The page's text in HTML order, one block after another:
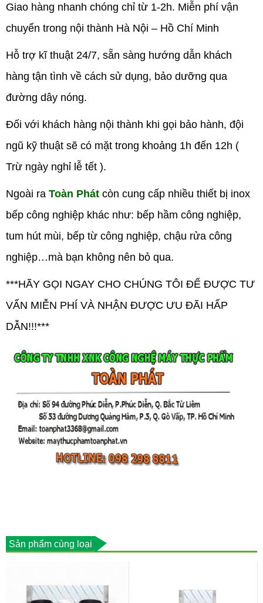
Giao hàng nhanh chóng chỉ từ 1-2h. Miễn phí vận
chuyển trong nội thành Hà Nội – Hồ Chí Minh
Hỗ trợ kĩ thuật 24/7, sẵn sàng hướng dẫn khách
hàng tận tình về cách sử dụng, bảo dưỡng qua
đường dây nóng.
Đối với khách hàng nội thành khi gọi bảo hành, đội
ngũ kỹ thuật sẽ có mặt trong khoảng 1h đến 12h (
Trừ ngày nghỉ lễ tết ).
Ngoài ra Toàn Phát còn cung cấp nhiều thiết bị inox
bếp công nghiệp khác như: bếp hầm công nghiệp,
tum hút mùi, bếp từ công nghiệp, chậu rửa công
nghiệp…mà bạn không nên bỏ qua.
***HÃY GỌI NGAY CHO CHÚNG TÔI ĐỂ ĐƯỢC TƯ
VẤN MIỄN PHÍ VÀ NHẬN ĐƯỢC ƯU ĐÃI HẤP
DẪN!!!***
Sản phẩm cùng loại